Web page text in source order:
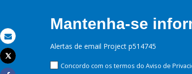
Email
Imprimir
Tweet
Mantenha-se
Alertas de email Project p514745
Concordo com os termos do Aviso de